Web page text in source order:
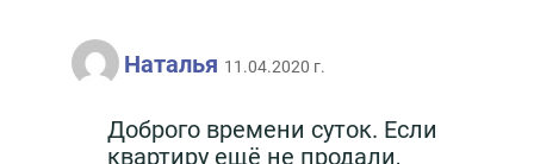
Наталья 11.04.2020 г.
Доброго времени суток. Если
квартиру ещё не продали,